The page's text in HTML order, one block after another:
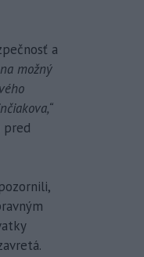
a
možný
pred